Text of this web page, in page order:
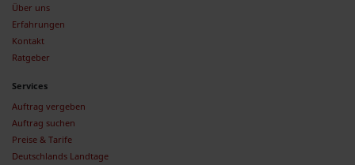
Über uns
Erfahrungen
Kontakt
Ratgeber
Services
Auftrag vergeben
Auftrag suchen
Preise & Tarife
Deutschlands Landtage